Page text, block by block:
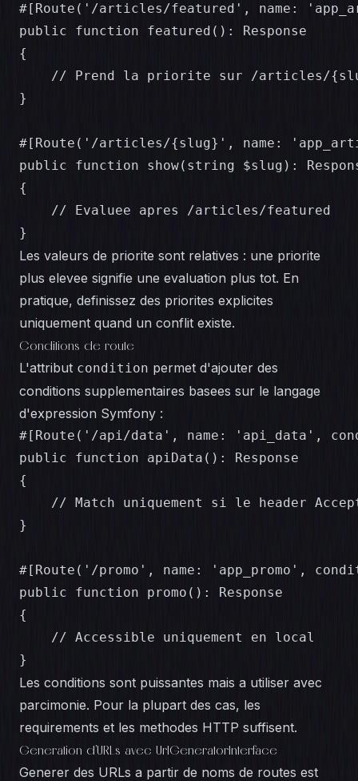
#[Route('/articles/featured', name:
public function featured(): Response
{
// Prend la priorite sur /articles/
}
#[Route('/articles/{slug}', name:
public function show(string $slug):
{
    // Evaluee apres /articles/featured
}
Les valeurs de priorite sont relatives : une priorite
plus elevee signifie une evaluation plus tot. En
pratique, definissez des priorites explicites
uniquement quand un conflit existe.
Conditions de route
L'attribut condition permet d'ajouter des
conditions supplementaires basees sur le langage
d'expression Symfony :
#[Route('/api/data', name: 'api_data',
public function apiData(): Response
{
// Match uniquement si le header
}
#[Route('/promo', name: 'app_promo',
public function promo(): Response
{
    // Accessible uniquement en local
}
Les conditions sont puissantes mais a utiliser avec
parcimonie. Pour la plupart des cas, les
requirements et les methodes HTTP suffisent.
Generation d'URLs avec UrlGeneratorInterface
Generer des URLs a partir de noms de routes est